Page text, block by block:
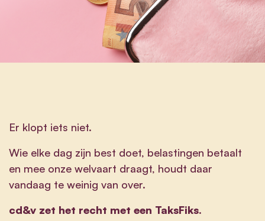
Er klopt iets niet.
Wie elke dag zijn best doet, belastingen betaalt
en mee onze welvaart draagt, houdt daar
vandaag te weinig van over.
cd&v zet het recht met een TaksFiks.